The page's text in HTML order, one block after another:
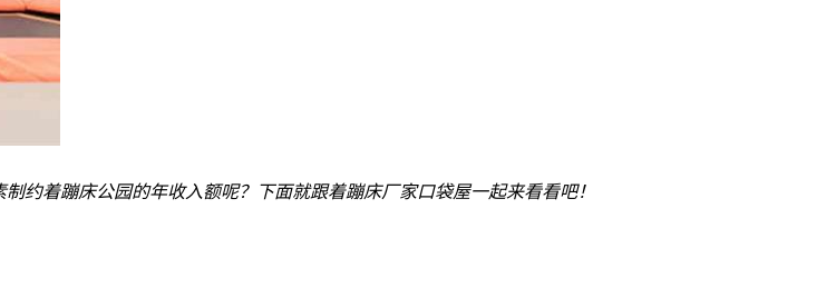
约着蹦床公园的年收入额呢？下面就跟着蹦床厂家口袋屋一起来看看吧！